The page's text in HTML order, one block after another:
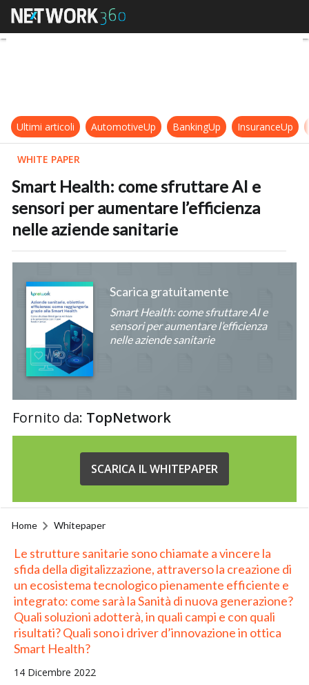
Smart Health: come sfruttare AI
Ultimi articoli AutomotiveUp BankingUp InsuranceUp
WHITE PAPER
Smart Health: come sfruttare AI e
sensori per aumentare l’efficienza
nelle aziende sanitarie
Scarica gratuitamente
Smart Health: come sfruttare AI e
sensori per aumentare l’efficienza
nelle aziende sanitarie
Fornito da: TopNetwork
SCARICA IL WHITEPAPER
Home Whitepaper
Le strutture sanitarie sono chiamate a vincere la
sfida della digitalizzazione, attraverso la creazione di
un ecosistema tecnologico pienamente efficiente e
integrato: come sarà la Sanità di nuova generazione?
Quali soluzioni adotterà, in quali campi e con quali
risultati? Quali sono i driver d’innovazione in ottica
Smart Health?
14 Dicembre 2022